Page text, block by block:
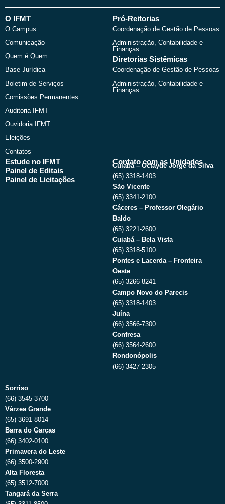
e
o
k
w
t
t
O IFMT
O Campus
Comunicação
Quem é Quem
Base Jurídica
Boletim de Serviços
Comissões Permanentes
Auditoria IFMT
Ouvidoria IFMT
Eleições
Contatos
Pró-Reitorias
Coordenação de Gestão de Pessoas
Administração, Contabilidade e
Finanças
Diretorias Sistêmicas
Coordenação de Gestão de Pessoas
Administração, Contabilidade e
Finanças
Estude no IFMT
Painel de Editais
Painel de Licitações
Contato com as Unidades
Cuiabá – Octayde Jorge da Silva
(65) 3318-1403
São Vicente
(65) 3341-2100
Cáceres – Professor Olegário
Baldo
(65) 3221-2600
Cuiabá – Bela Vista
(65) 3318-5100
Pontes e Lacerda – Fronteira
Oeste
(65) 3266-8241
Campo Novo do Parecis
(65) 3318-1403
Juína
(66) 3566-7300
Confresa
(66) 3564-2600
Rondonópolis
(66) 3427-2305
Sorriso
(66) 3545-3700
Várzea Grande
(65) 3691-8014
Barra do Garças
(66) 3402-0100
Primavera do Leste
(66) 3500-2900
Alta Floresta
(65) 3512-7000
Tangará da Serra